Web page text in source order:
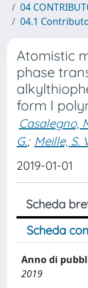
04
04.1
Atomistic
phase
form I
Casalegno,
G.; Meille, S.
2019-01-01
Scheda
Scheda
Anno di
2019